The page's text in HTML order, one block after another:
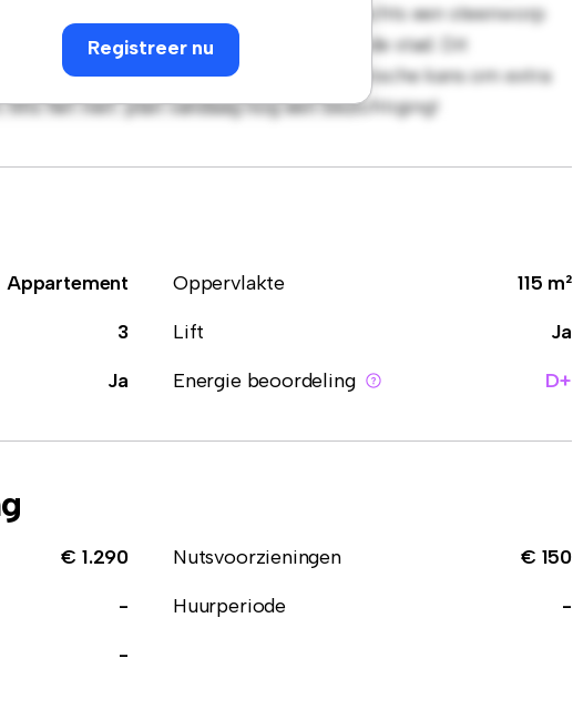
Registreer nu
Dankzij de toplocatie bevind je je op slechts een steenworp
winkels en uitgaansgelegenheden van de stad. Dit
prijs van € 1.290 en biedt een fantastische kans om extra
Mis het niet: plan vandaag nog een bezichtiging!
Appartement Oppervlakte
115 m²
3 Lift
Ja
Ja Energie beoordeling D+
€ 1.290 Nutsvoorzieningen
€ 150
- Huurperiode
-
-